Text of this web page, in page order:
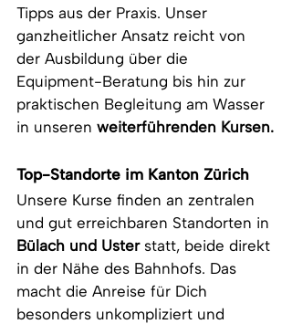
Tipps aus der Praxis. Unser
ganzheitlicher Ansatz reicht von
der Ausbildung über die
Equipment-Beratung bis hin zur
praktischen Begleitung am Wasser
in unseren weiterführenden Kursen.
Top-Standorte im Kanton Zürich
Unsere Kurse finden an zentralen
und gut erreichbaren Standorten in
Bülach und Uster statt, beide direkt
in der Nähe des Bahnhofs. Das
macht die Anreise für Dich
besonders unkompliziert und